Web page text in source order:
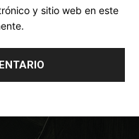
y sitio web en este